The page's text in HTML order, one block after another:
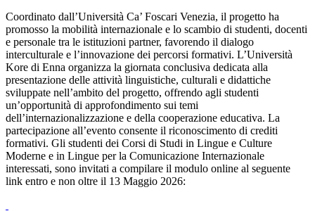
Coordinato dall’Università Ca’ Foscari Venezia, il progetto ha
promosso la mobilità internazionale e lo scambio di studenti, docenti
e personale tra le istituzioni partner, favorendo il dialogo
interculturale e l’innovazione dei percorsi formativi. L’Università
Kore di Enna organizza la giornata conclusiva dedicata alla
presentazione delle attività linguistiche, culturali e didattiche
sviluppate nell’ambito del progetto, offrendo agli studenti
un’opportunità di approfondimento sui temi
dell’internazionalizzazione e della cooperazione educativa. La
partecipazione all’evento consente il riconoscimento di crediti
formativi. Gli studenti dei Corsi di Studi in Lingue e Culture
Moderne e in Lingue per la Comunicazione Internazionale
interessati, sono invitati a compilare il modulo online al seguente
link entro e non oltre il 13 Maggio 2026: